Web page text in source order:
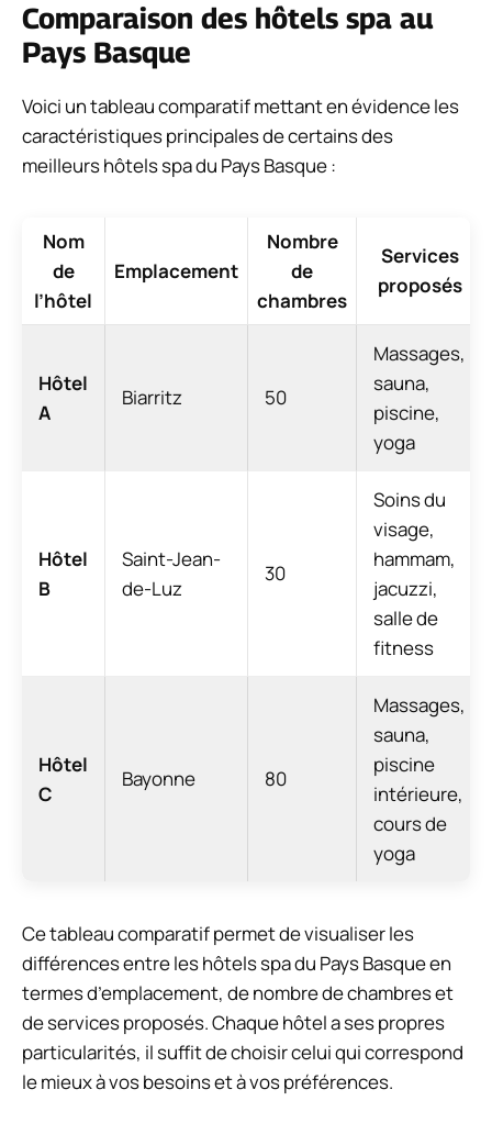
Comparaison des hôtels spa au
Pays Basque
Voici un tableau comparatif mettant en évidence les
caractéristiques principales de certains des
meilleurs hôtels spa du Pays Basque :
Nom
de
l’hôtel
Emplacement
Nombre
de
chambres
Services
proposés
Hôtel
A
Biarritz 50
Massages,
sauna,
piscine,
yoga
Hôtel
B
Saint-Jean-
de-Luz
30
Soins du
visage,
hammam,
jacuzzi,
salle de
fitness
Hôtel
C
Bayonne 80
Massages,
sauna,
piscine
intérieure,
cours de
yoga
Ce tableau comparatif permet de visualiser les
différences entre les hôtels spa du Pays Basque en
termes d’emplacement, de nombre de chambres et
de services proposés. Chaque hôtel a ses propres
particularités, il suffit de choisir celui qui correspond
le mieux à vos besoins et à vos préférences.